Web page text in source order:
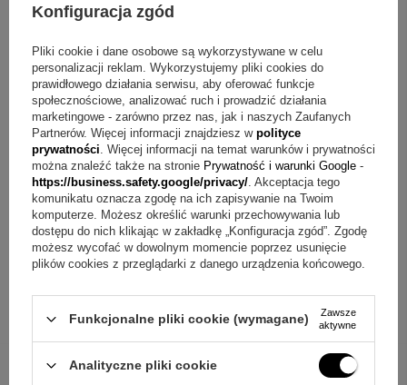
jest pełny.
Podsumowanie
Jeśli szukasz biżuterii na ważną uroczystość, ten pozłacany
medalik z Matką Boską Częstochowską łączy klasyczny
wizerunek z potwierdzoną próbą srebra i prostą
personalizacją. Dołączone metki jubilerskie oraz wybita
próba zbadana przez Polski Urząd Probierczy podkreślają
rzetelność wykonania, a inicjały w grawerunku dodają
Chrztu i I Komunii Świętej oraz innych podniosłych okazji.
Konfiguracja zgód
Pliki cookie i dane osobowe są wykorzystywane w celu
personalizacji reklam. Wykorzystujemy pliki cookies do
prawidłowego działania serwisu, aby oferować funkcje
społecznościowe, analizować ruch i prowadzić działania
marketingowe - zarówno przez nas, jak i naszych Zaufanych
Partnerów. Więcej informacji znajdziesz w polityce
prywatności. Więcej informacji na temat warunków i prywatności
można znaleźć także na stronie Prywatność i warunki Google -
https://business.safety.google/privacy/. Akceptacja tego
komunikatu oznacza zgodę na ich zapisywanie na Twoim
komputerze. Możesz określić warunki przechowywania lub
dostępu do nich klikając w zakładkę „Konfiguracja zgód”. Zgodę
możesz wycofać w dowolnym momencie poprzez usunięcie
plików cookies z przeglądarki z danego urządzenia końcowego.
Funkcjonalne pliki cookie (wymagane)
Zawsze
aktywne
Analityczne pliki cookie